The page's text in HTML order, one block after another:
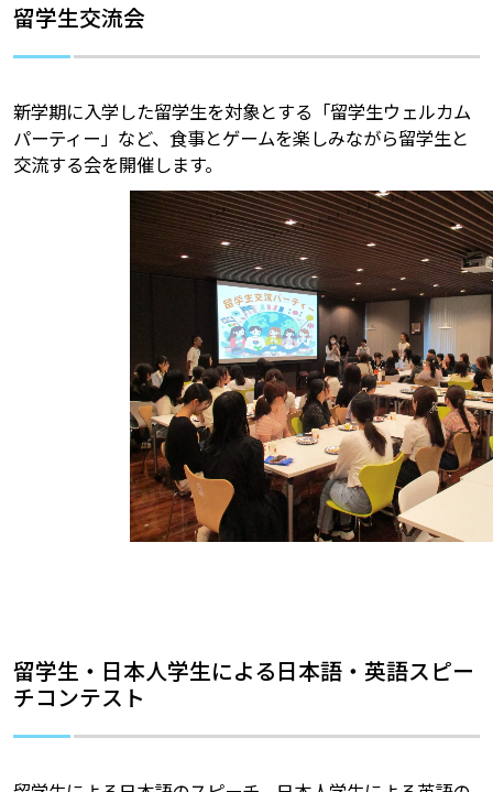
留学生交流会
新学期に入学した留学生を対象とする「留学生ウェルカム
パーティー」など、食事とゲームを楽しみながら留学生と
交流する会を開催します。
留学生・日本人学生による日本語・英語スピー
チコンテスト